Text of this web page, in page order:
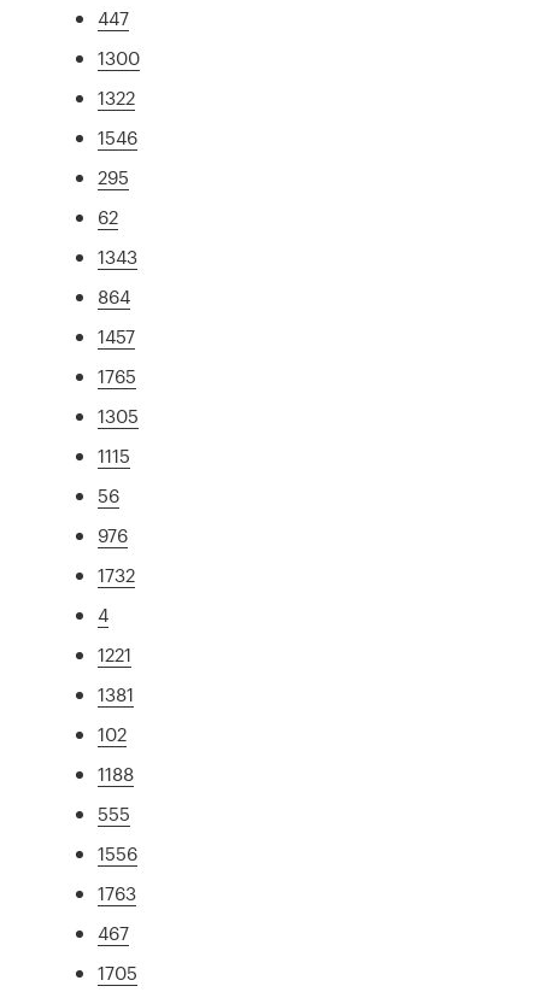
447
1300
1322
1546
295
62
1343
864
1457
1765
1305
1115
56
976
1732
4
1221
1381
102
1188
555
1556
1763
467
1705